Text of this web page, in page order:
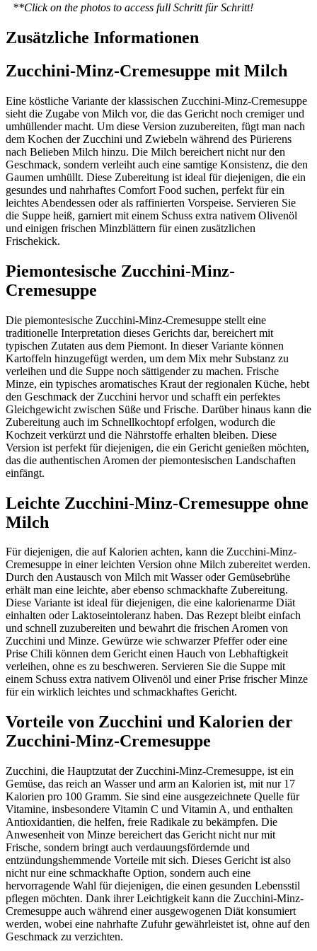
**Click on the photos to access full Schritt für Schritt!
Zusätzliche Informationen
Zucchini-Minz-Cremesuppe mit Milch
Eine köstliche Variante der klassischen Zucchini-Minz-Cremesuppe
sieht die Zugabe von Milch vor, die das Gericht noch cremiger und
umhüllender macht. Um diese Version zuzubereiten, fügt man nach
dem Kochen der Zucchini und Zwiebeln während des Pürierens
nach Belieben Milch hinzu. Die Milch bereichert nicht nur den
Geschmack, sondern verleiht auch eine samtige Konsistenz, die den
Gaumen umhüllt. Diese Zubereitung ist ideal für diejenigen, die ein
gesundes und nahrhaftes Comfort Food suchen, perfekt für ein
leichtes Abendessen oder als raffinierten Vorspeise. Servieren Sie
die Suppe heiß, garniert mit einem Schuss extra nativem Olivenöl
und einigen frischen Minzblättern für einen zusätzlichen
Frischekick.
Piemontesische Zucchini-Minz-
Cremesuppe
Die piemontesische Zucchini-Minz-Cremesuppe stellt eine
traditionelle Interpretation dieses Gerichts dar, bereichert mit
typischen Zutaten aus dem Piemont. In dieser Variante können
Kartoffeln hinzugefügt werden, um dem Mix mehr Substanz zu
verleihen und die Suppe noch sättigender zu machen. Frische
Minze, ein typisches aromatisches Kraut der regionalen Küche, hebt
den Geschmack der Zucchini hervor und schafft ein perfektes
Gleichgewicht zwischen Süße und Frische. Darüber hinaus kann die
Zubereitung auch im Schnellkochtopf erfolgen, wodurch die
Kochzeit verkürzt und die Nährstoffe erhalten bleiben. Diese
Version ist perfekt für diejenigen, die ein Gericht genießen möchten,
das die authentischen Aromen der piemontesischen Landschaften
einfängt.
Leichte Zucchini-Minz-Cremesuppe ohne
Milch
Für diejenigen, die auf Kalorien achten, kann die Zucchini-Minz-
Cremesuppe in einer leichten Version ohne Milch zubereitet werden.
Durch den Austausch von Milch mit Wasser oder Gemüsebrühe
erhält man eine leichte, aber ebenso schmackhafte Zubereitung.
Diese Variante ist ideal für diejenigen, die eine kalorienarme Diät
einhalten oder Laktoseintoleranz haben. Das Rezept bleibt einfach
und schnell zuzubereiten und bewahrt die frischen Aromen von
Zucchini und Minze. Gewürze wie schwarzer Pfeffer oder eine
Prise Chili können dem Gericht einen Hauch von Lebhaftigkeit
verleihen, ohne es zu beschweren. Servieren Sie die Suppe mit
einem Schuss extra nativem Olivenöl und einer Prise frischer Minze
für ein wirklich leichtes und schmackhaftes Gericht.
Vorteile von Zucchini und Kalorien der
Zucchini-Minz-Cremesuppe
Zucchini, die Hauptzutat der Zucchini-Minz-Cremesuppe, ist ein
Gemüse, das reich an Wasser und arm an Kalorien ist, mit nur 17
Kalorien pro 100 Gramm. Sie sind eine ausgezeichnete Quelle für
Vitamine, insbesondere Vitamin C und Vitamin A, und enthalten
Antioxidantien, die helfen, freie Radikale zu bekämpfen. Die
Anwesenheit von Minze bereichert das Gericht nicht nur mit
Frische, sondern bringt auch verdauungsfördernde und
entzündungshemmende Vorteile mit sich. Dieses Gericht ist also
nicht nur eine schmackhafte Option, sondern auch eine
hervorragende Wahl für diejenigen, die einen gesunden Lebensstil
pflegen möchten. Dank ihrer Leichtigkeit kann die Zucchini-Minz-
Cremesuppe auch während einer ausgewogenen Diät konsumiert
werden, wobei eine nahrhafte Zufuhr gewährleistet ist, ohne auf den
Geschmack zu verzichten.